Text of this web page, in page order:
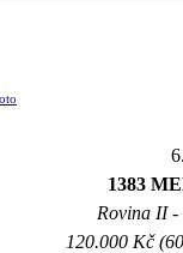
1383
Rovina II -
120.000 Kč